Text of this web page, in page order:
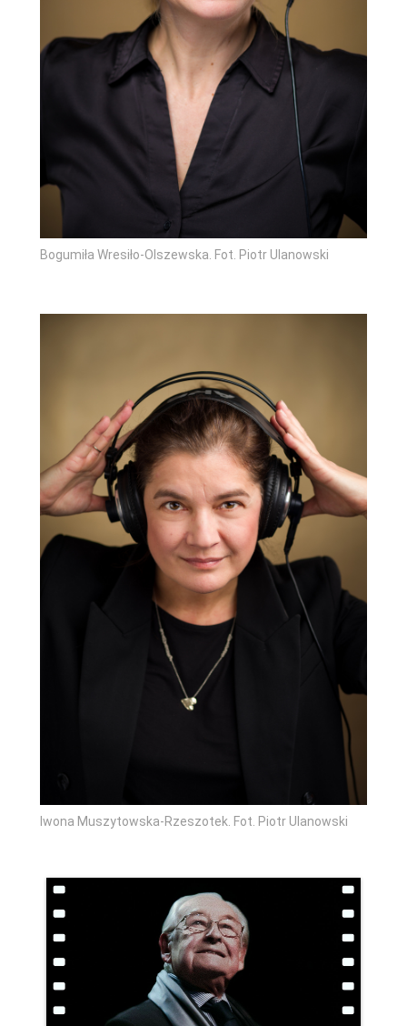
Bogumiła Wresiło-Olszewska. Fot. Piotr Ulanowski
Iwona Muszytowska-Rzeszotek. Fot. Piotr Ulanowski